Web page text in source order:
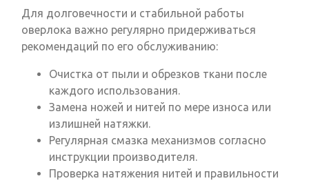
Для долговечности и стабильной работы
оверлока важно регулярно придерживаться
рекомендаций по его обслуживанию:
Очистка от пыли и обрезков ткани после
каждого использования.
Замена ножей и нитей по мере износа или
излишней натяжки.
Регулярная смазка механизмов согласно
инструкции производителя.
Проверка натяжения нитей и правильности